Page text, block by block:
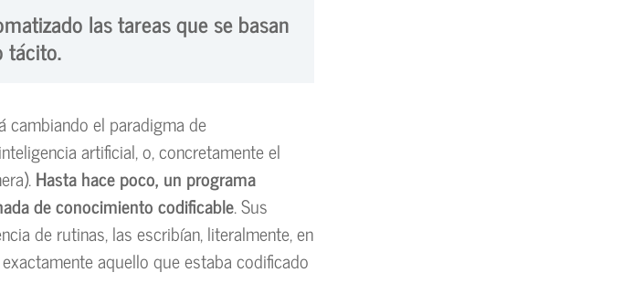
las tareas que se basan
tácito.
cambiando el paradigma de
artificial, o, concretamente el
Hasta hace poco, un programa
de conocimiento codificable. Sus
de rutinas, las escribían, literalmente, en
aquello que estaba codificado